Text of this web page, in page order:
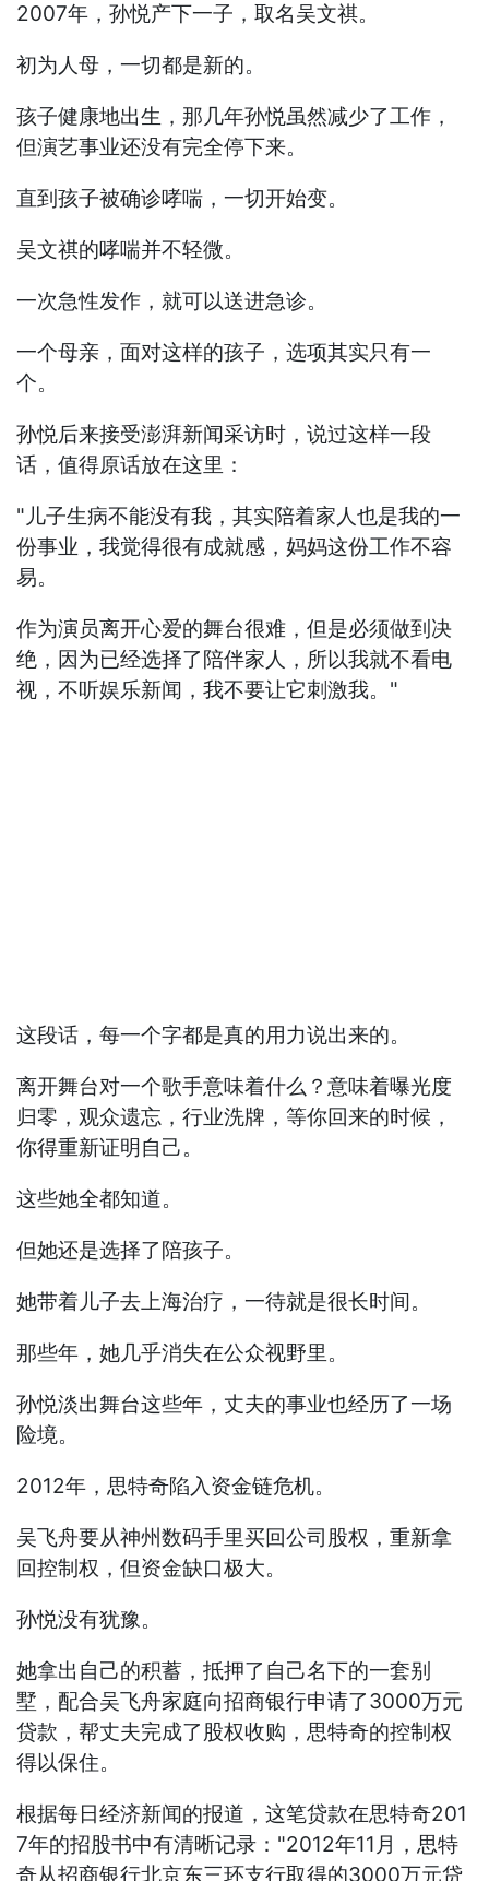
2007年，孙悦产下一子，取名吴文祺。
初为人母，一切都是新的。
孩子健康地出生，那几年孙悦虽然减少了工作，
但演艺事业还没有完全停下来。
直到孩子被确诊哮喘，一切开始变。
吴文祺的哮喘并不轻微。
一次急性发作，就可以送进急诊。
一个母亲，面对这样的孩子，选项其实只有一
个。
孙悦后来接受澎湃新闻采访时，说过这样一段
话，值得原话放在这里：
"儿子生病不能没有我，其实陪着家人也是我的一
份事业，我觉得很有成就感，妈妈这份工作不容
易。
作为演员离开心爱的舞台很难，但是必须做到决
绝，因为已经选择了陪伴家人，所以我就不看电
视，不听娱乐新闻，我不要让它刺激我。"
这段话，每一个字都是真的用力说出来的。
离开舞台对一个歌手意味着什么？意味着曝光度
归零，观众遗忘，行业洗牌，等你回来的时候，
你得重新证明自己。
这些她全都知道。
但她还是选择了陪孩子。
她带着儿子去上海治疗，一待就是很长时间。
那些年，她几乎消失在公众视野里。
孙悦淡出舞台这些年，丈夫的事业也经历了一场
险境。
2012年，思特奇陷入资金链危机。
吴飞舟要从神州数码手里买回公司股权，重新拿
回控制权，但资金缺口极大。
孙悦没有犹豫。
她拿出自己的积蓄，抵押了自己名下的一套别
墅，配合吴飞舟家庭向招商银行申请了3000万元
贷款，帮丈夫完成了股权收购，思特奇的控制权
得以保住。
根据每日经济新闻的报道，这笔贷款在思特奇201
7年的招股书中有清晰记录："2012年11月，思特
奇从招商银行北京东三环支行取得的3000万元贷